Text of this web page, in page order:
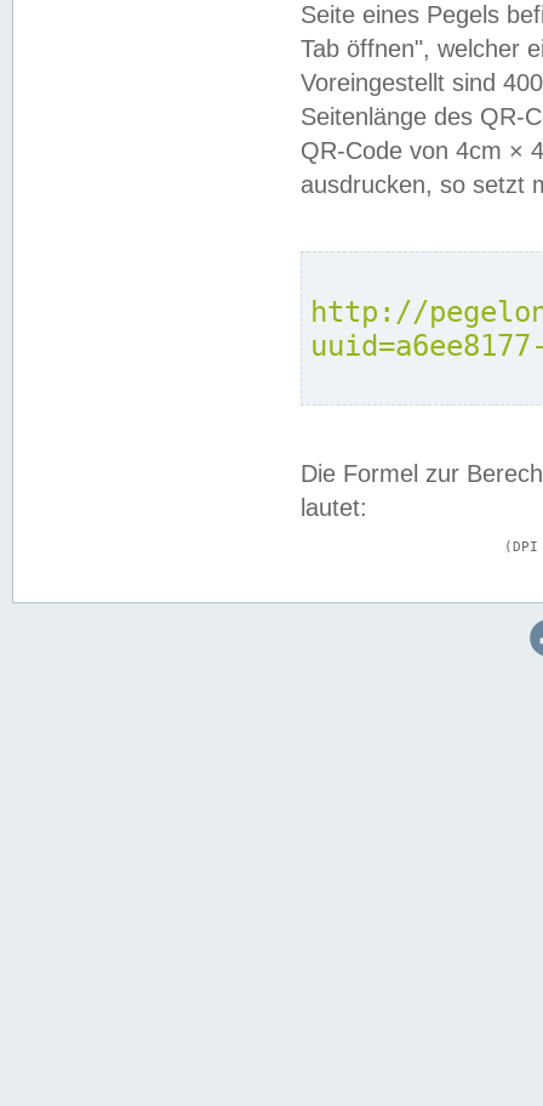
Seite eines Pegels
Tab öffnen", welcher
Voreingestellt sind
Seitenlänge des QR-
QR-Code von 4cm ×
ausdrucken, so setzt
http://
Die Formel zur
lautet: